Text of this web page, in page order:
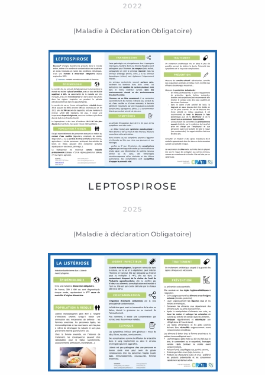
2022
(Maladie à Déclaration Obligatoire)
LEPTOSPIROSE
2025
(Maladie à déclaration Obligatoire)